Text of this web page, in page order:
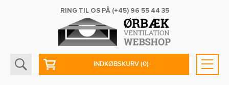
RING TIL OS PÅ (+45) 96 55 44 35
INDKØBSKURV(0)